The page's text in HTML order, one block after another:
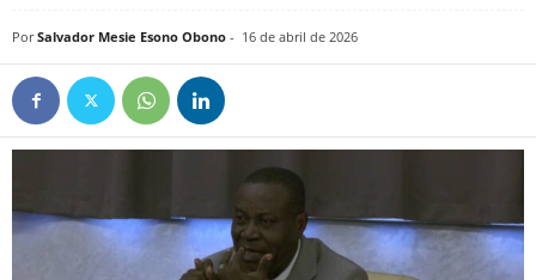
Por Salvador Mesie Esono Obono - 16 de abril de 2026